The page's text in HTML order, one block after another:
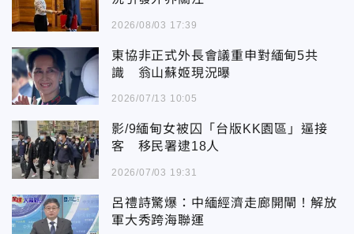
2026/08/03 17:39
東協非正式外長會議重申對緬甸5共
識 翁山蘇姬現況曝
2026/07/13 10:05
影/9緬甸女被囚「台版KK園區」逼接
客 移民署逮18人
2026/07/03 19:31
呂禮詩驚爆：中緬經濟走廊開閘！解放
軍大秀跨海聯運